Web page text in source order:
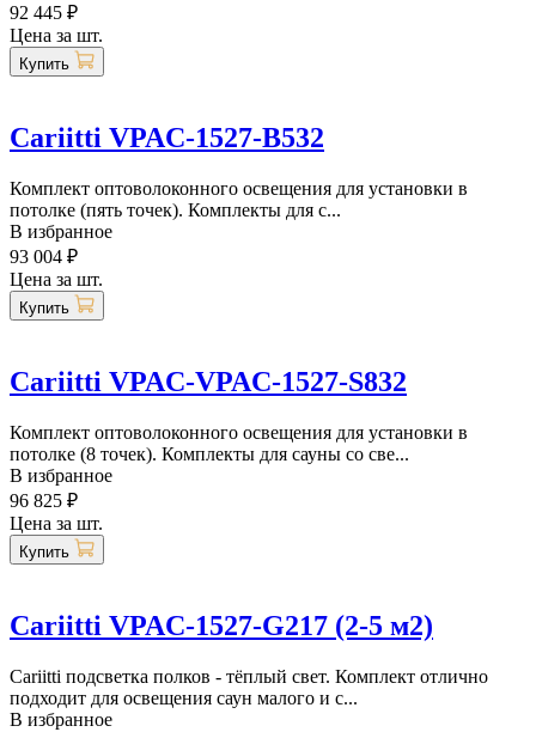
92 445 ₽
Цена за шт.
Купить
Cariitti VPAC-1527-B532
Комплект оптоволоконного освещения для установки в
потолке (пять точек). Комплекты для с...
В избранное
93 004 ₽
Цена за шт.
Купить
Cariitti VPAC-VPAC-1527-S832
Комплект оптоволоконного освещения для установки в
потолке (8 точек). Комплекты для сауны со све...
В избранное
96 825 ₽
Цена за шт.
Купить
Cariitti VPAC-1527-G217 (2-5 м2)
Cariitti подсветка полков - тёплый свет. Комплект отлично
подходит для освещения саун малого и с...
В избранное